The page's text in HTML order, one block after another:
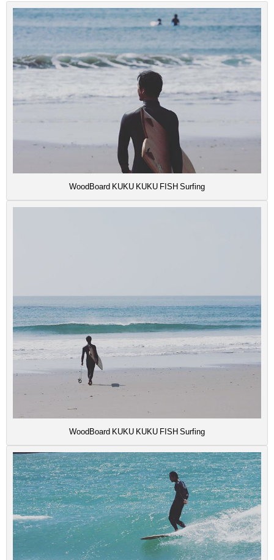
WoodBoard KUKU KUKU FISH Surfing
WoodBoard KUKU KUKU FISH Surfing